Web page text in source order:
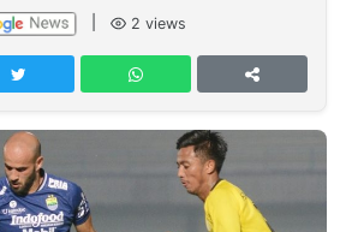
2 views